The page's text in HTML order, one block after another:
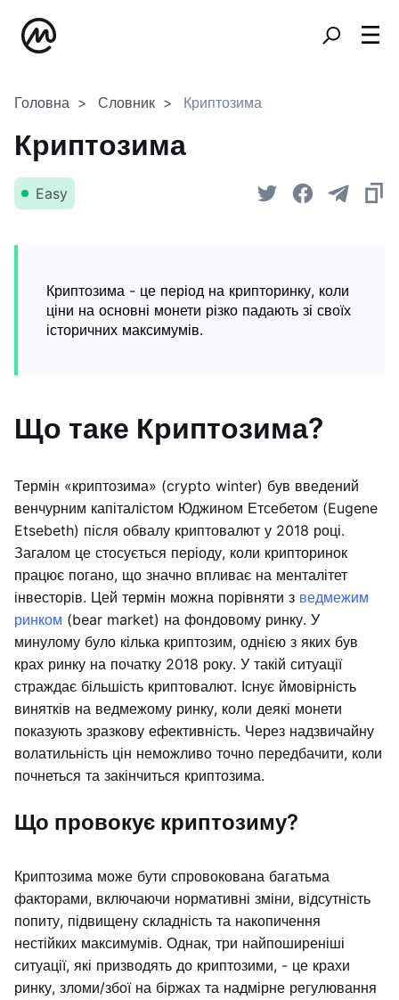
Головна Словник Криптозима
Криптозима
Easy
Криптозима - це період на крипторинку, коли
ціни на основні монети різко падають зі своїх
історичних максимумів.
Що таке Криптозима?
Термін «криптозима» (crypto winter) був введений
венчурним капіталістом Юджином Етсебетом (Eugene
Etsebeth) після обвалу криптовалют у 2018 році.
Загалом це стосується періоду, коли крипторинок
працює погано, що значно впливає на менталітет
інвесторів. Цей термін можна порівняти з ведмежим
ринком (bear market) на фондовому ринку. У
минулому було кілька криптозим, однією з яких був
крах ринку на початку 2018 року. У такій ситуації
страждає більшість криптовалют. Існує ймовірність
винятків на ведмежому ринку, коли деякі монети
показують зразкову ефективність. Через надзвичайну
волатильність цін неможливо точно передбачити, коли
почнеться та закінчиться криптозима.
Що провокує криптозиму?
Криптозима може бути спровокована багатьма
факторами, включаючи нормативні зміни, відсутність
попиту, підвищену складність та накопичення
нестійких максимумів. Однак, три найпоширеніші
ситуації, які призводять до криптозими, - це крахи
ринку, зломи/збої на біржах та надмірне регулювання